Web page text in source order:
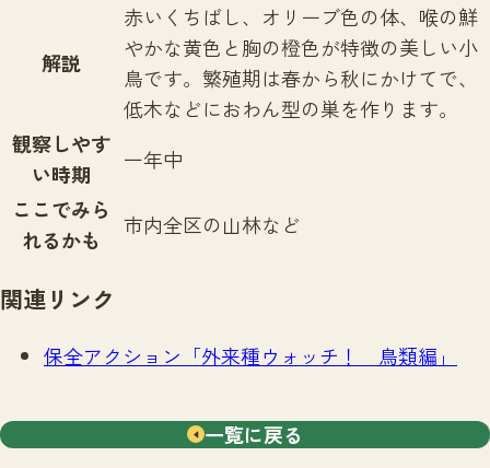
解説
赤いくちばし、オリーブ色の体、喉の鮮
やかな黄色と胸の橙色が特徴の美しい小
鳥です。繁殖期は春から秋にかけてで、
低木などにおわん型の巣を作ります。
観察しやす
い時期
一年中
ここでみら
れるかも
市内全区の山林など
関連リンク
保全アクション「外来種ウォッチ！ 鳥類編」
一覧に戻る